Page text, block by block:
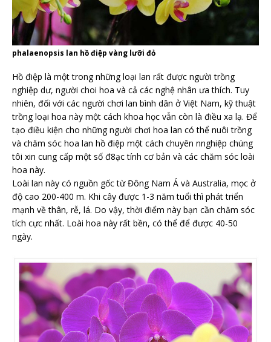
phalaenopsis lan hồ điệp vàng lưỡi đỏ
Hồ điệp là một trong những loại lan rất được người trồng
nghiệp dư, người choi hoa và cả các nghệ nhân ưa thích. Tuy
nhiên, đối với các người chơi lan bình dân ở Việt Nam, kỹ thuật
trồng loại hoa này một cách khoa học vẫn còn là điều xa lạ. Để
tạo điều kiện cho những người chơi hoa lan có thể nuôi trồng
và chăm sóc hoa lan hồ điệp một cách chuyên nnghiệp chúng
tôi xin cung cấp một số đ8ạc tính cơ bản và các chăm sóc loài
hoa này.
Loài lan này có nguồn gốc từ Đông Nam Á và Australia, mọc ở
độ cao 200-400 m. Khi cây được 1-3 năm tuổi thì phát triển
mạnh về thân, rễ, lá. Do vậy, thời điểm này bạn cần chăm sóc
tích cực nhất. Loài hoa này rất bền, có thể để được 40-50
ngày.